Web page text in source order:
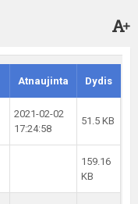
Atnaujinta Dydis
2021-02-02
17:24:58
51.5 KB
159.16
KB